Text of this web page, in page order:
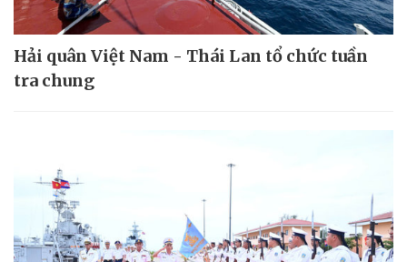
Hải quân Việt Nam - Thái Lan tổ chức tuần
tra chung